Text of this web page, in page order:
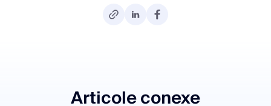
Articole conexe